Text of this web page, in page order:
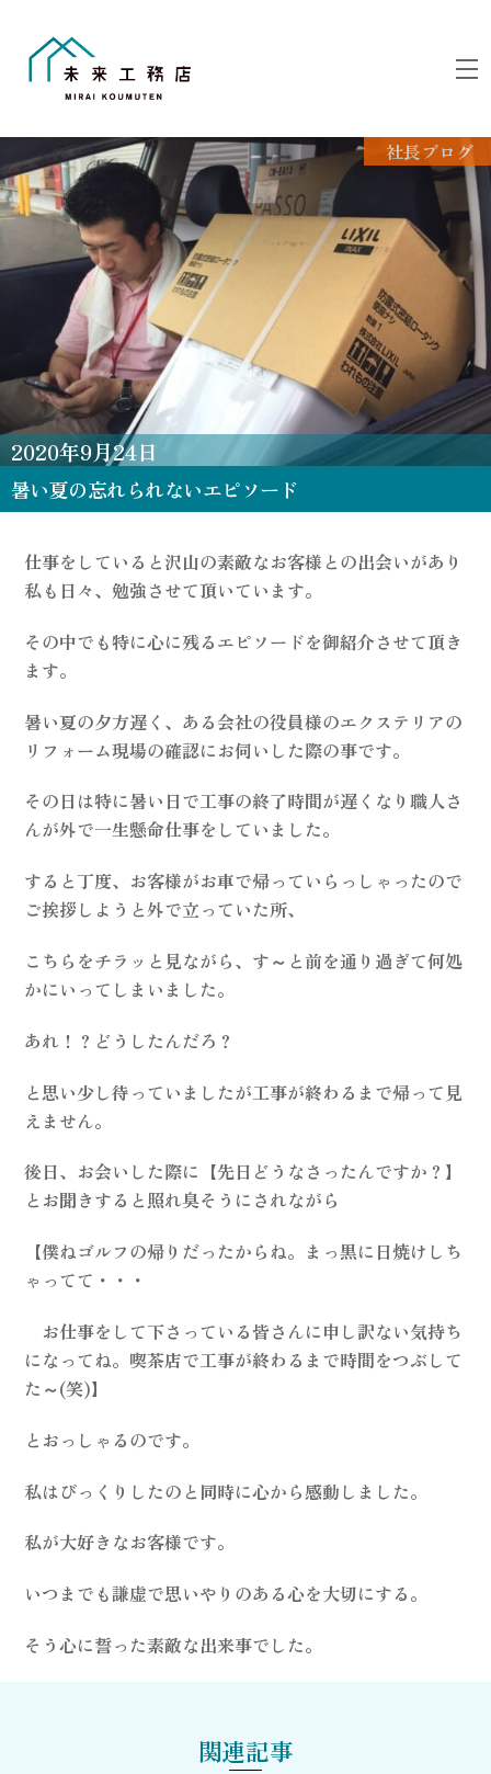
社長ブログ
2020年9月24日
暑い夏の忘れられないエピソード
仕事をしていると沢山の素敵なお客様との出会いがあり
私も日々、勉強させて頂いています。
その中でも特に心に残るエピソードを御紹介させて頂き
ます。
暑い夏の夕方遅く、ある会社の役員様のエクステリアの
リフォーム現場の確認にお伺いした際の事です。
その日は特に暑い日で工事の終了時間が遅くなり職人さ
んが外で一生懸命仕事をしていました。
すると丁度、お客様がお車で帰っていらっしゃったので
ご挨拶しようと外で立っていた所、
こちらをチラッと見ながら、す～と前を通り過ぎて何処
かにいってしまいました。
あれ！？どうしたんだろ？
と思い少し待っていましたが工事が終わるまで帰って見
えません。
後日、お会いした際に【先日どうなさったんですか？】
とお聞きすると照れ臭そうにされながら
【僕ねゴルフの帰りだったからね。まっ黒に日焼けしち
ゃってて・・・
お仕事をして下さっている皆さんに申し訳ない気持ち
になってね。喫茶店で工事が終わるまで時間をつぶして
た～(笑)】
とおっしゃるのです。
私はびっくりしたのと同時に心から感動しました。
私が大好きなお客様です。
いつまでも謙虚で思いやりのある心を大切にする。
そう心に誓った素敵な出来事でした。
関連記事